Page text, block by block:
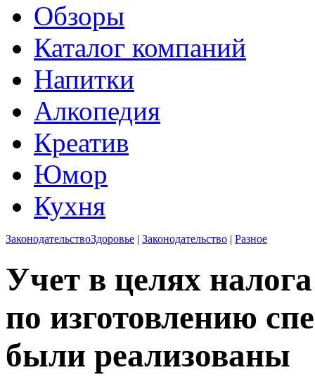
Обзоры
Каталог компаний
Напитки
Алкопедия
Креатив
Юмор
Кухня
ЗаконодательствоЗдоровье | Законодательство | Разное
Учет в целях
по изготовлению
были реализованы